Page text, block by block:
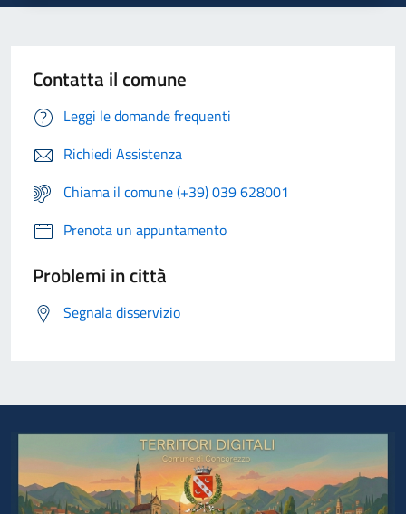
Contatta il comune
Leggi le domande frequenti
Richiedi Assistenza
Chiama il comune (+39) 039 628001
Prenota un appuntamento
Problemi in città
Segnala disservizio